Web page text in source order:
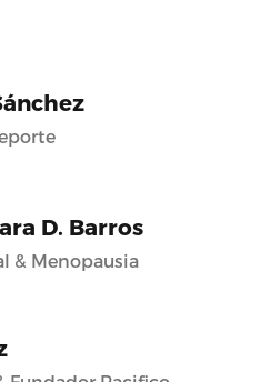
D. Barros
& Menopausia